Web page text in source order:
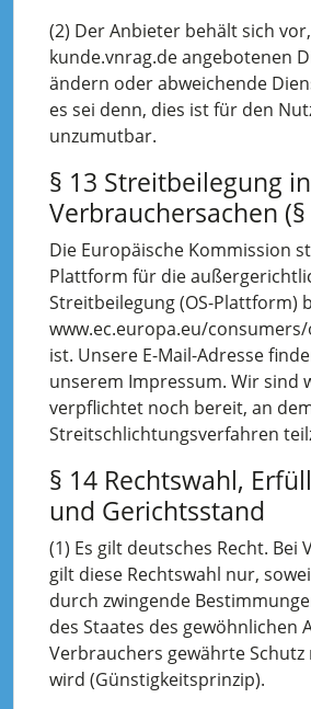
(2) Der Anbieter behält sich
kunde.vnrag.de angebotenen
ändern oder abweichende
es sei denn, dies ist für den
unzumutbar.
§ 13 Streitbeilegung in
Verbrauchersachen (§
Die Europäische Kommission
Plattform für die
Streitbeilegung (OS-Plattform)
www.ec.europa.eu/
ist. Unsere E-Mail-Adresse
unserem Impressum. Wir sind
verpflichtet noch bereit, an
Streitschlichtungsverfahren
§ 14 Rechtswahl,
und Gerichtsstand
(1) Es gilt deutsches Recht. Bei
gilt diese Rechtswahl nur,
durch zwingende
des Staates des gewöhnlichen
Verbrauchers gewährte
wird (Günstigkeitsprinzip).